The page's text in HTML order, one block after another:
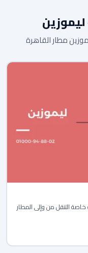
مطار القاهرة
التنقل من وإلى المطار